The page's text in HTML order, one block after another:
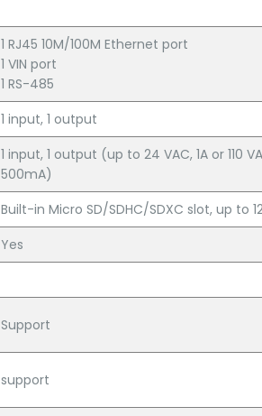
1 RJ45 10M/100M Ethernet port
1 VIN port
1 RS-485
1 input, 1 output
1 input, 1 output (up to 24 VAC, 1A or 110
500mA)
Built-in Micro SD/SDHC/SDXC slot, up to
Yes
Support
support